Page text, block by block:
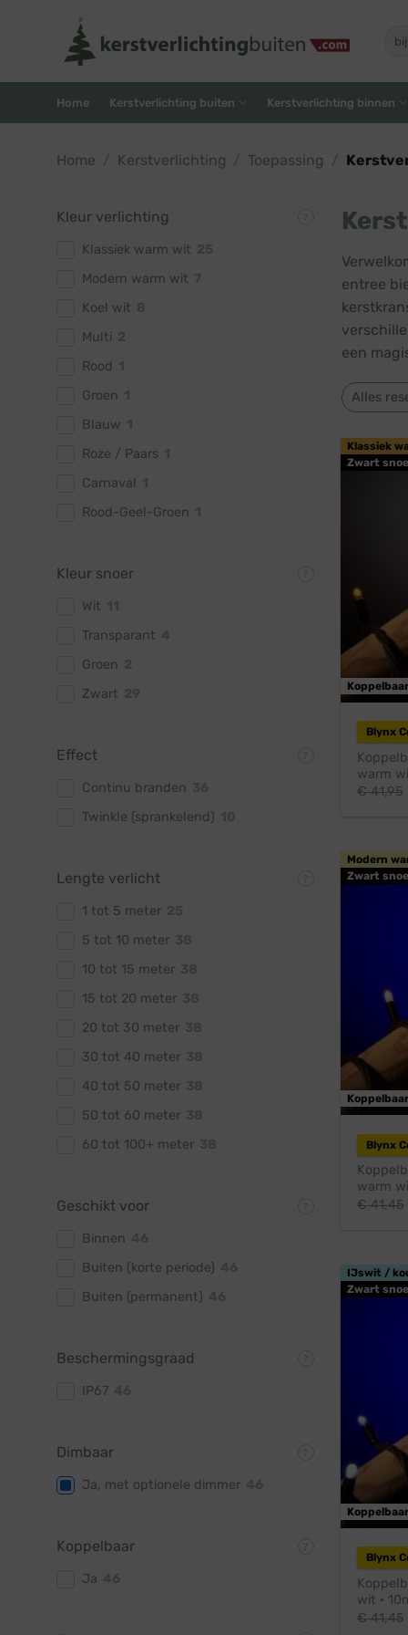
naar:
Home Kerstverlichting buiten Kerstverlichting binnen
Home Kerstverlichting Toepassing
Kleur verlichting
Klassiek warm wit
Modern warm wit
Koel wit
Multi
Rood
Groen
Blauw
Roze / Paars
Carnaval
Rood-Geel-Groen
Kleur snoer
Wit
Transparant
Groen
Zwart
Effect
Continu branden
Twinkle (sprankelend)
Lengte verlicht
1 tot 5 meter
5 tot 10 meter
10 tot 15 meter
15 tot 20 meter
20 tot 30 meter
30 tot 40 meter
40 tot 50 meter
50 tot 60 meter
60 tot 100+ meter
Geschikt voor
Binnen
Buiten (korte periode)
Buiten (permanent)
Beschermingsgraad
IP67
Dimbaar
Ja, met optionele dimmer
Koppelbaar
Ja
entree
een
Alles
Klassiek
Zwart
Koppelbaar
Blynx
warm
€41,95
Modern
Zwart
Koppelbaar
Blynx
warm
€41,45
IJswit /
Zwart
Koppelbaar
Blynx
wit ·
€41,45